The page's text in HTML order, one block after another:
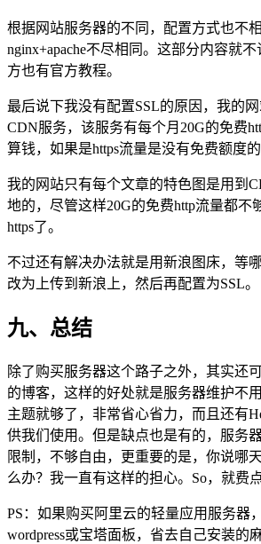
根据网站服务器的不同，配置方式也不相
nginx+apache不尽相同。这部分内容就
方也有官方教程。
最后说下我没有配置SSL的原因，我的
CDN服务，该服务有每个月20G的免费
算钱，如果是https流量是没有免费额度的
我的网站只有每个文章的特色图是用到
地的，尽管这样20G的免费http流量都不
https了。
不过还有解决办法就是用新浪图床，等
改为上传到新浪上，然后再配置为SSL。
九、总结
除了购买服务器这个路子之外，其实还
的博客，这样的好处就是服务器维护不
主题就够了，非常省心省力，而且还有
供我们使用。但是缺点也是有的，服务
限制，不够自由，更重要的是，你说哪
么办？我一直有这样的担心。So，就费
PS：如果购买阿里云的轻量应用服务器
wordpress或宝塔面板，省去自己安装的麻